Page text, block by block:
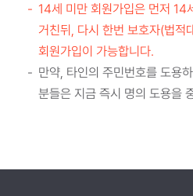
14세 미만 회원가입은 먼저 14
거친뒤, 다시 한번 보호자(법적
회원가입이 가능합니다.
만약, 타인의 주민번호를 도용
분들은 지금 즉시 명의 도용을